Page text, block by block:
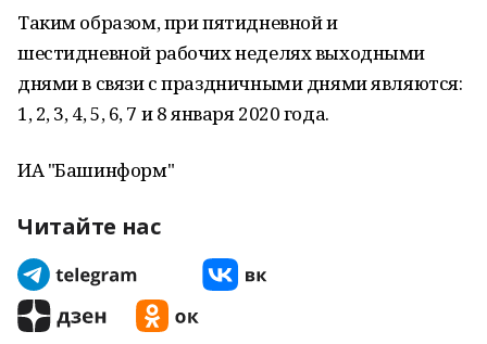
Таким образом, при пятидневной и
шестидневной рабочих неделях выходными
днями в связи с праздничными днями являются:
1, 2, 3, 4, 5, 6, 7 и 8 января 2020 года.
ИА "Башинформ"
Читайте нас